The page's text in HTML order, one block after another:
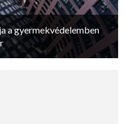
a gyermekvédelemben